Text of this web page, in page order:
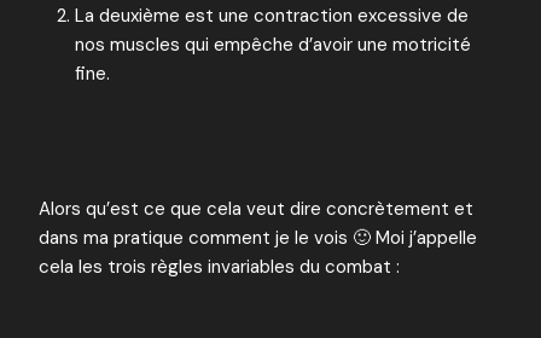
La deuxième est une contraction excessive de
nos muscles qui empêche d’avoir une motricité
fine.
Alors qu’est ce que cela veut dire concrètement et
dans ma pratique comment je le vois 🙂 Moi j’appelle
cela les trois règles invariables du combat :